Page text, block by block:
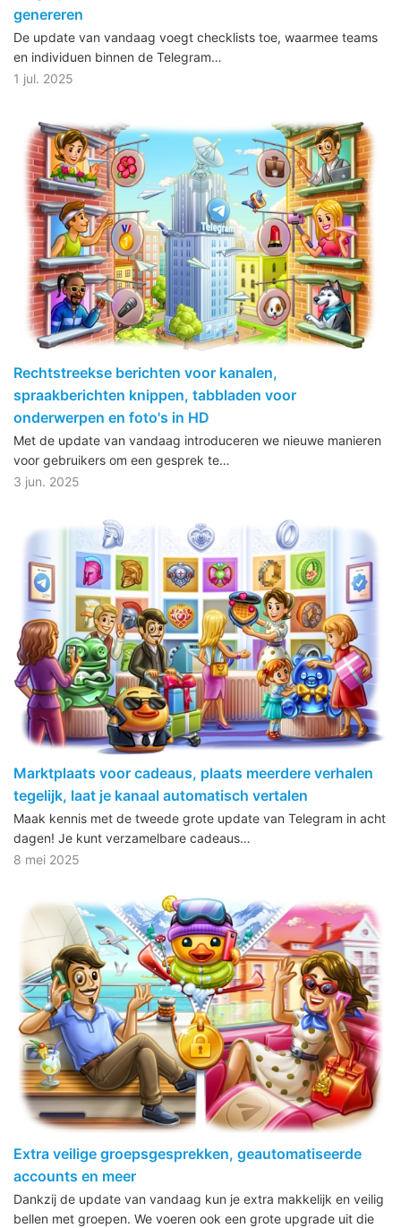
genereren
De update van vandaag voegt checklists toe, waarmee teams
en individuen binnen de Telegram…
1 jul. 2025
Rechtstreekse berichten voor kanalen,
spraakberichten knippen, tabbladen voor
onderwerpen en foto's in HD
Met de update van vandaag introduceren we nieuwe manieren
voor gebruikers om een gesprek te…
3 jun. 2025
Marktplaats voor cadeaus, plaats meerdere verhalen
tegelijk, laat je kanaal automatisch vertalen
Maak kennis met de tweede grote update van Telegram in acht
dagen! Je kunt verzamelbare cadeaus…
8 mei 2025
Extra veilige groepsgesprekken, geautomatiseerde
accounts en meer
Dankzij de update van vandaag kun je extra makkelijk en veilig
bellen met groepen. We voeren ook een grote upgrade uit die